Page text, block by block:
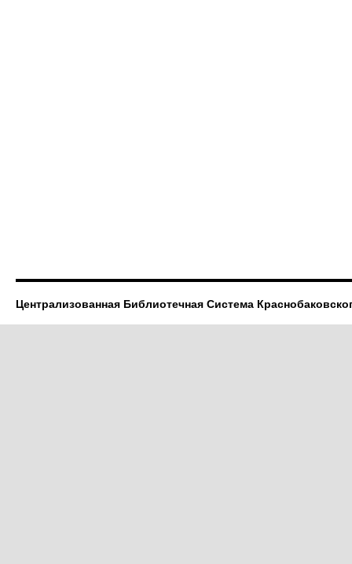
Централизованная Библиотечная Система